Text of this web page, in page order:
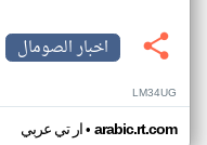
اخبار الصومال
LM34UG
ار تي عربي• arabic.rt.com